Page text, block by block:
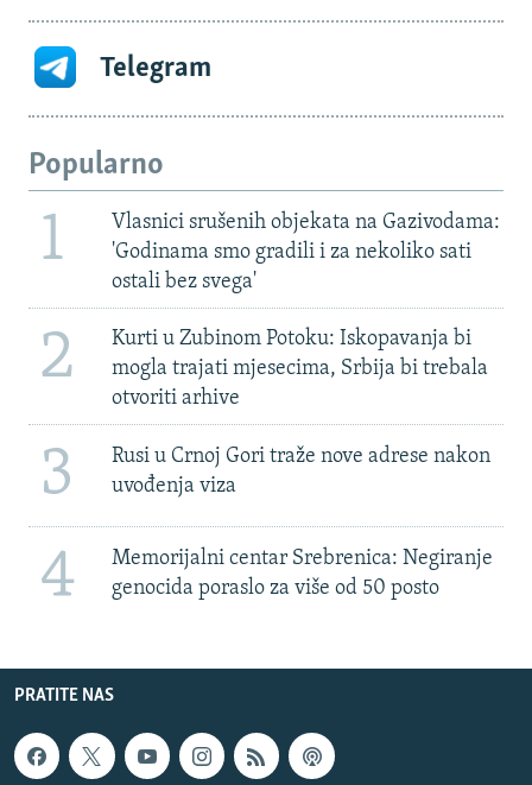
Telegram
Popularno
1
Vlasnici srušenih objekata na Gazivodama:
'Godinama smo gradili i za nekoliko sati
ostali bez svega'
2
Kurti u Zubinom Potoku: Iskopavanja bi
mogla trajati mjesecima, Srbija bi trebala
otvoriti arhive
3
Rusi u Crnoj Gori traže nove adrese nakon
uvođenja viza
4
Memorijalni centar Srebrenica: Negiranje
genocida poraslo za više od 50 posto
PRATITE NAS